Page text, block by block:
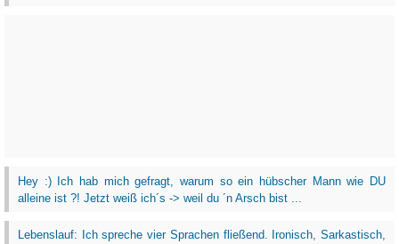
Hey :) Ich hab mich gefragt, warum so ein hübscher Mann wie DU
alleine ist ?! Jetzt weiß ich´s -> weil du ´n Arsch bist ...
Lebenslauf: Ich spreche vier Sprachen fließend. Ironisch, Sarkastisch,